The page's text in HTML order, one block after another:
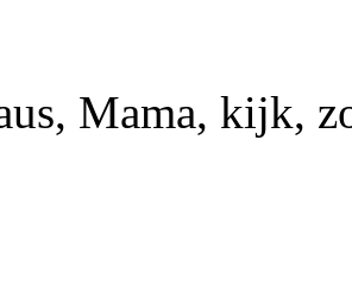
Mama, kijk,